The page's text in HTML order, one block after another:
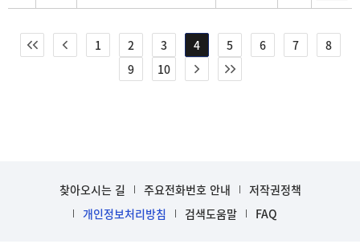
1 2 3 4 5 6 7
8
9
10
찾아오시는 길 주요전화번호 안내
저작권정책
개인정보처리방침
검색도움말 FAQ